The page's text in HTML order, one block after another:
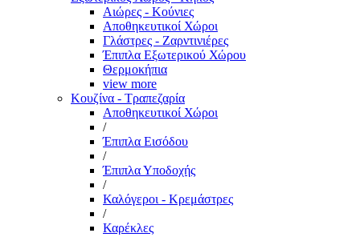
Αιώρες - Κούνιες
Αποθηκευτικοί Χώροι
Γλάστρες - Ζαρντινιέρες
Έπιπλα Εξωτερικού Χώρου
Θερμοκήπια
view more
Κουζίνα - Τραπεζαρία
Αποθηκευτικοί Χώροι
/
Έπιπλα Εισόδου
/
Έπιπλα Υποδοχής
/
Καλόγεροι - Κρεμάστρες
/
Καρέκλες